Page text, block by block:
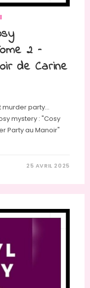
2 –
de Carine
murder party…
mystery : "Cosy
Party au Manoir"
25 AVRIL 2025